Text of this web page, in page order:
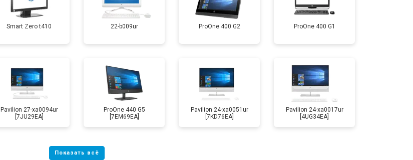
Smart Zero t410 22-b009ur ProOne 400 G2 ProOne 400 G1
Pavilion 27-xa0094ur
[7JU29EA]
ProOne 440 G5
[7EM69EA]
Pavilion 24-xa0051ur
[7KD76EA]
Pavilion 24-xa0017ur
[4UG34EA]